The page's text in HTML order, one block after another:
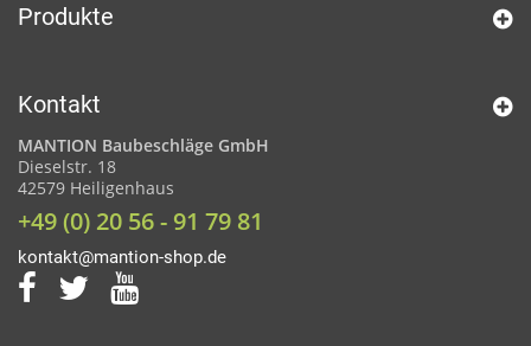
Produkte
Kontakt
MANTION Baubeschläge GmbH
Dieselstr. 18
42579 Heiligenhaus
+49 (0) 20 56 - 91 79 81
kontakt@mantion-shop.de